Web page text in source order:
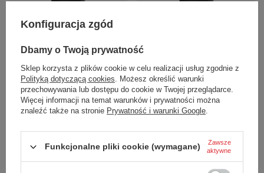
Kubek termiczny z grawerem
Contigo Byron 2.0 470ml - Salt
97,55 zł / szt.
Kubek termiczny z grawerem
Contigo Byron 2.0 470ml -
Czerwony
97,55 zł / szt.
+ Dodaj do porównania
Konfiguracja zgód
Dbamy o Twoją prywatność
Sklep korzysta z plików cookie w celu realizacji usług zgodnie z
Polityką dotyczącą cookies. Możesz określić warunki
przechowywania lub dostępu do cookie w Twojej przeglądarce.
Więcej informacji na temat warunków i prywatności można
znaleźć także na stronie Prywatność i warunki Google.
Funkcjonalne pliki cookie (wymagane)
Zawsze
aktywne